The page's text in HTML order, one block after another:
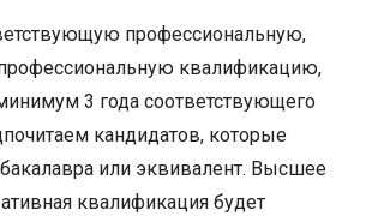
профессиональную,
квалификацию,
3 года соответствующего
кандидатов, которые
или эквивалент. Высшее
квалификация будет